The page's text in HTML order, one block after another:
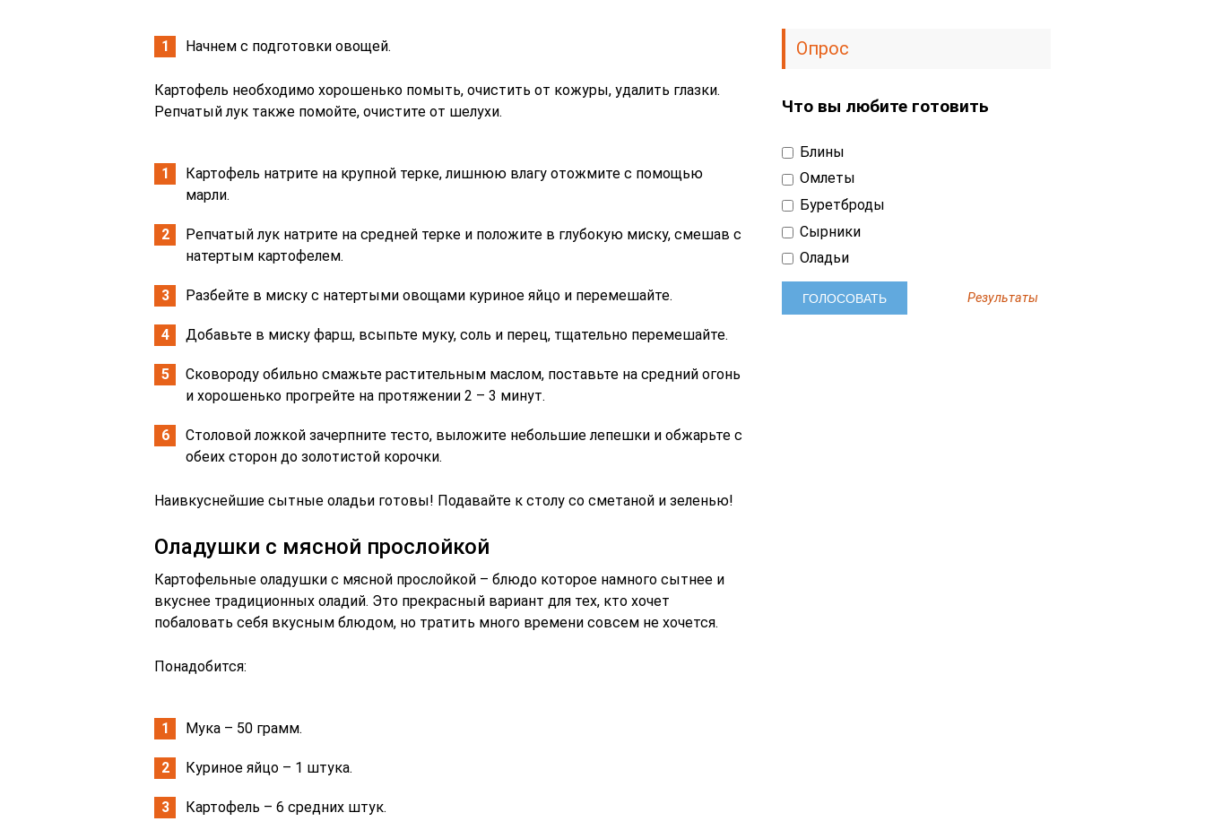
Начнем с подготовки овощей.
Картофель необходимо хорошенько помыть, очистить от кожуры, удалить глазки.
Репчатый лук также помойте, очистите от шелухи.
Картофель натрите на крупной терке, лишнюю влагу отожмите с помощью
марли.
Репчатый лук натрите на средней терке и положите в глубокую миску, смешав с
натертым картофелем.
Разбейте в миску с натертыми овощами куриное яйцо и перемешайте.
Добавьте в миску фарш, всыпьте муку, соль и перец, тщательно перемешайте.
Сковороду обильно смажьте растительным маслом, поставьте на средний огонь
и хорошенько прогрейте на протяжении 2 – 3 минут.
Столовой ложкой зачерпните тесто, выложите небольшие лепешки и обжарьте с
обеих сторон до золотистой корочки.
Наивкуснейшие сытные оладьи готовы! Подавайте к столу со сметаной и зеленью!
Оладушки с мясной прослойкой
Картофельные оладушки с мясной прослойкой – блюдо которое намного сытнее и
вкуснее традиционных оладий. Это прекрасный вариант для тех, кто хочет
побаловать себя вкусным блюдом, но тратить много времени совсем не хочется.
Понадобится:
Мука – 50 грамм.
Куриное яйцо – 1 штука.
Картофель – 6 средних штук.
Опрос
Что вы любите готовить
Блины
Омлеты
Буретброды
Сырники
Оладьи
Результаты